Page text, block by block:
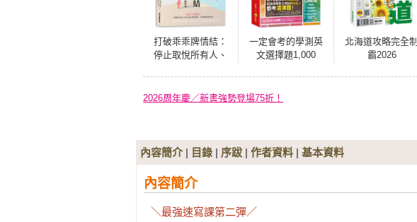
打破乖乖牌情結：
停止取悅所有人、
一定會考的學測英
文選擇題1,000
北海道攻略完全制
霸2026
2026周年慶／新書強勢登場75折！
內容簡介| 目錄 | 序跋 | 作者資料 | 基本資料
內容簡介
＼最強速寫課第二彈／